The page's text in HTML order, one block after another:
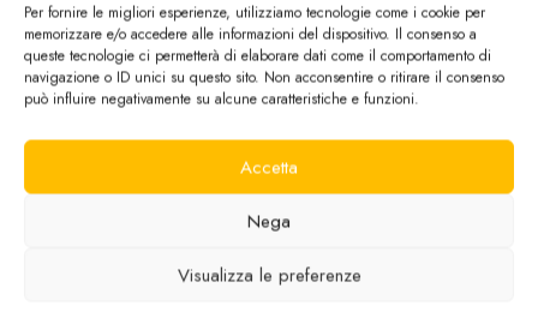
Per fornire le migliori esperienze, utilizziamo tecnologie come i cookie per
memorizzare e/o accedere alle informazioni del dispositivo. Il consenso a
queste tecnologie ci permetterà di elaborare dati come il comportamento di
navigazione o ID unici su questo sito. Non acconsentire o ritirare il consenso
può influire negativamente su alcune caratteristiche e funzioni.
Accetta
Nega
Visualizza le preferenze
ECCELLENTE